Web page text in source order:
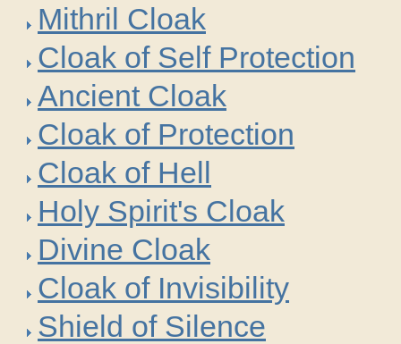
Mithril Cloak
Cloak of Self Protection
Ancient Cloak
Cloak of Protection
Cloak of Hell
Holy Spirit's Cloak
Divine Cloak
Cloak of Invisibility
Shield of Silence